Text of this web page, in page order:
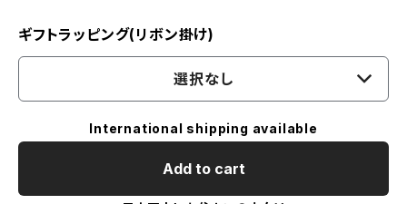
ギフトラッピング(リボン掛け)
選択なし
International shipping available
Add to cart